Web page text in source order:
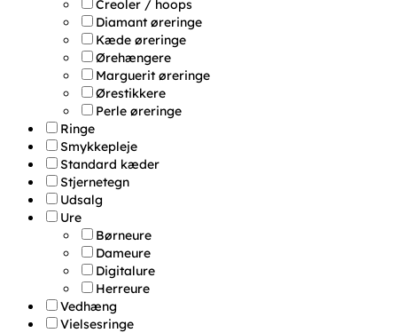
Creoler / hoops
Diamant øreringe
Kæde øreringe
Ørehængere
Marguerit øreringe
Ørestikkere
Perle øreringe
Ringe
Smykkepleje
Standard kæder
Stjernetegn
Udsalg
Ure
Børneure
Dameure
Digitalure
Herreure
Vedhæng
Vielsesringe